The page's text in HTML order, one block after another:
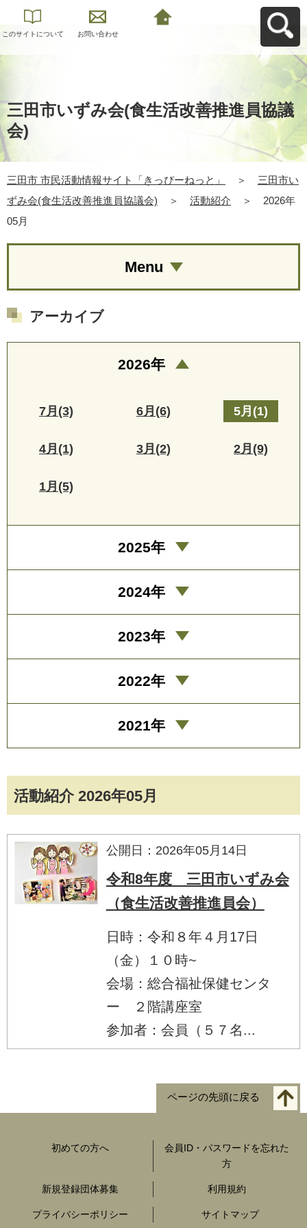
このサイトについて お問い合わせ
三田市いずみ会(食生活改善推進員協議
会)
三田市 市民活動情報サイト「きっぴーねっと」 ＞
三田市い
ずみ会(食生活改善推進員協議会)
＞ 活動紹介 ＞
2026年
05月
活動紹介 2026年05月
公開日：2026年05月14日
令和8年度 三田市いずみ会
（食生活改善推進員会）
日時：令和８年４月17日
（金）１０時~
会場：総合福祉保健センタ
ー ２階講座室
参加者：会員（５７名...
Menu
アーカイブ
2026年
7月(3) 6月(6) 5月(1)
4月(1) 3月(2) 2月(9)
1月(5)
2025年
2024年
2023年
2022年
2021年
ページの先頭に戻る
初めての方へ
会員ID・パスワードを忘れた
方
新規登録団体募集 利用規約
プライバシーポリシー サイトマップ